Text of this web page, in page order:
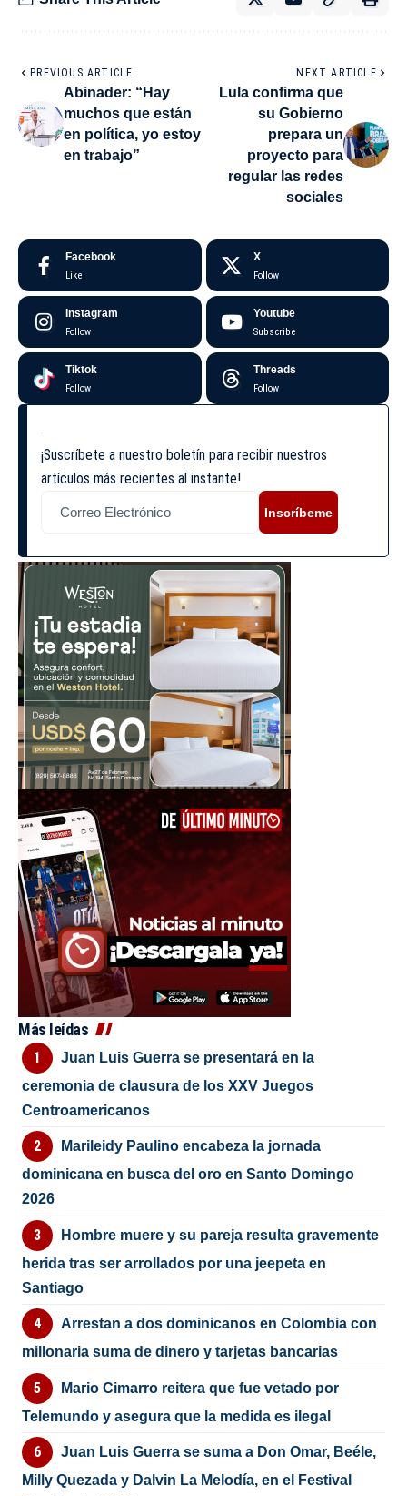
PREVIOUS ARTICLE
Abinader: “Hay
muchos que están
en política, yo estoy
en trabajo”
NEXT ARTICLE
Lula confirma que
su Gobierno
prepara un
proyecto para
regular las redes
sociales
Facebook
Like
X
Follow
Instagram
Follow
Youtube
Subscribe
Tiktok
Follow
Threads
Follow
¡Suscríbete a nuestro boletín para recibir nuestros
artículos más recientes al instante!
Inscríbeme
Más leídas
Juan Luis Guerra se presentará en la
ceremonia de clausura de los XXV Juegos
Centroamericanos
Marileidy Paulino encabeza la jornada
dominicana en busca del oro en Santo Domingo
2026
Hombre muere y su pareja resulta gravemente
herida tras ser arrollados por una jeepeta en
Santiago
Arrestan a dos dominicanos en Colombia con
millonaria suma de dinero y tarjetas bancarias
Mario Cimarro reitera que fue vetado por
Telemundo y asegura que la medida es ilegal
Juan Luis Guerra se suma a Don Omar, Beéle,
Milly Quezada y Dalvin La Melodía, en el Festival